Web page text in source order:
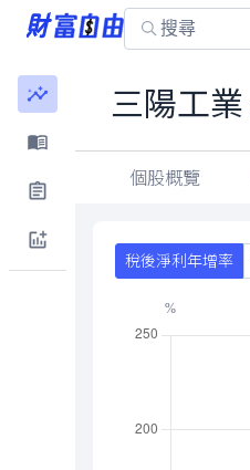
三陽工業
個股概覽
稅後淨利年增率